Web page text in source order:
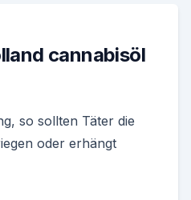
cannabisöl
so sollten Täter die
oder erhängt